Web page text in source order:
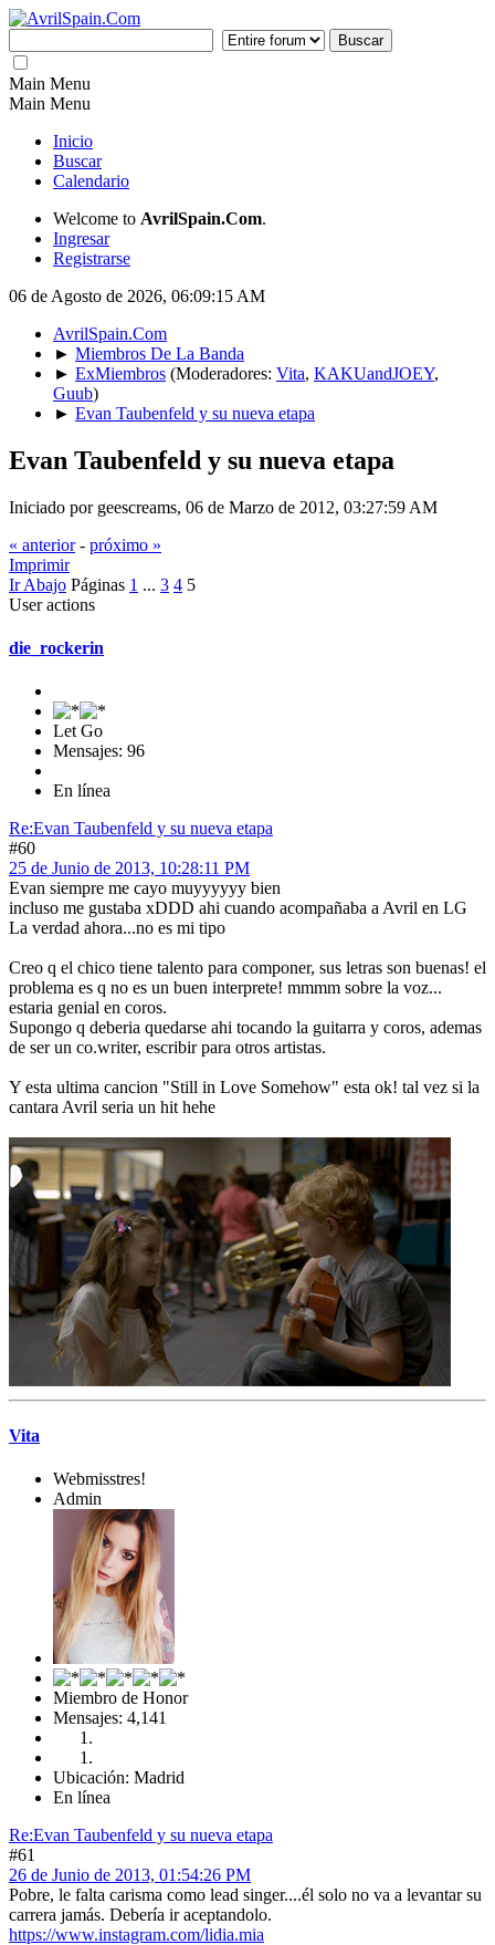
Main Menu
Main Menu
Inicio
Buscar
Calendario
Welcome to AvrilSpain.Com.
Ingresar
Registrarse
06 de Agosto de 2026, 06:09:15 AM
AvrilSpain.Com
► Miembros De La Banda
► ExMiembros (Moderadores: Vita, KAKUandJOEY,
Guub)
► Evan Taubenfeld y su nueva etapa
Evan Taubenfeld y su nueva etapa
Iniciado por geescreams, 06 de Marzo de 2012, 03:27:59 AM
« anterior- próximo »
Imprimir
Ir Abajo Páginas 1 ... 3 4 5
User actions
die_rockerin
Let Go
Mensajes: 96
En línea
Re:Evan Taubenfeld y su nueva etapa
#60
25 de Junio de 2013, 10:28:11 PM
Evan siempre me cayo muyyyyyy bien
incluso me gustaba xDDD ahi cuando acompañaba a Avril en LG
La verdad ahora...no es mi tipo
Creo q el chico tiene talento para componer, sus letras son buenas! el
problema es q no es un buen interprete! mmmm sobre la voz...
estaria genial en coros.
Supongo q deberia quedarse ahi tocando la guitarra y coros, ademas
de ser un co.writer, escribir para otros artistas.
Y esta ultima cancion "Still in Love Somehow" esta ok! tal vez si la
cantara Avril seria un hit hehe
Vita
Webmisstres!
Admin
Miembro de Honor
Mensajes: 4,141
Ubicación: Madrid
En línea
Re:Evan Taubenfeld y su nueva etapa
#61
26 de Junio de 2013, 01:54:26 PM
Pobre, le falta carisma como lead singer....él solo no va a levantar su
carrera jamás. Debería ir aceptandolo.
https://www.instagram.com/lidia.mia